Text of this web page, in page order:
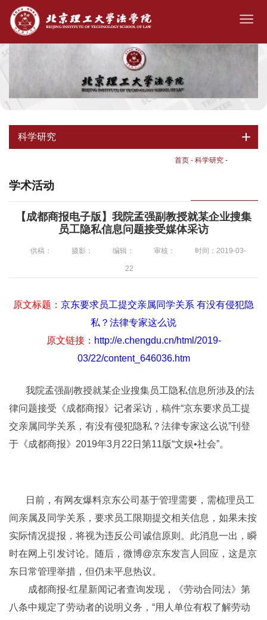
科学研究
首页 - 科学研究 -
学术活动
【成都商报电子版】我院孟强副教授就某企业搜集
员工隐私信息问题接受媒体采访
供稿： 摄影： 编辑： 审核： 时间：2019-03-
22
原文标题： 京东要求员工提交亲属同学关系 有没有侵犯隐
私？法律专家这么说
原文链接： http://e.chengdu.cn/html/2019-
03/22/content_646036.htm
我院孟强副教授就某企业搜集员工隐私信息所涉及的法
律问题接受《成都商报》记者采访，稿件“京东要求员工提
交亲属同学关系，有没有侵犯隐私？法律专家这么说”刊登
于《成都商报》2019年3月22日第11版“文娱•社会”。
日前，有网友爆料京东公司基于管理需要，需梳理员工
间亲属及同学关系，要求员工限期提交相关信息，如果未按
实际情况提报，将视为违反公司诚信原则。此消息一出，瞬
时在网上引发讨论。随后，微博@京东发言人回应，这是京
东日常管理举措，但仍未平息热议。
成都商报-红星新闻记者查询发现，《劳动合同法》第
八条中规定了劳动者的说明义务，“用人单位有权了解劳动